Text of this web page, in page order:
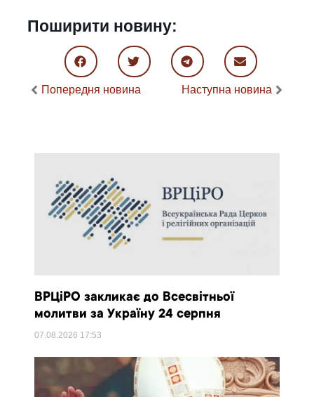
Поширити новину:
Попередня новина Наступна новина
ВРЦіРО закликає до Всесвітньої
молитви за Україну 24 серпня
07.08.2026 17:53